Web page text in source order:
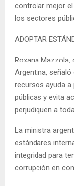
controlar mejor
los sectores
ADOPTAR
Roxana Mazzola,
Argentina,
recursos ayuda a
públicas y evita
perjudiquen a
La ministra
estándares
integridad para
corrupción en